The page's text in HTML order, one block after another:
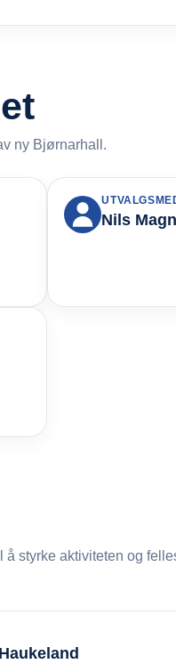
ny Bjørnarhall.
Nils
styrke aktiviteten og